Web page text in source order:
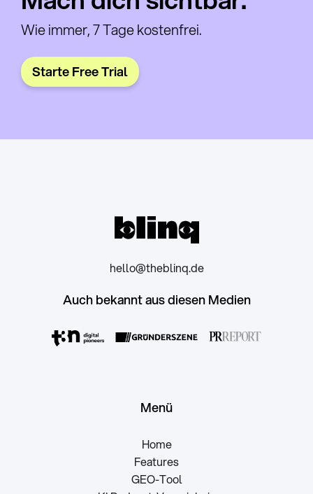
Wie immer, 7 Tage kostenfrei.
Starte Free Trial
hello@theblinq.de
Auch bekannt aus diesen Medien
Menü
Home
Features
GEO-Tool